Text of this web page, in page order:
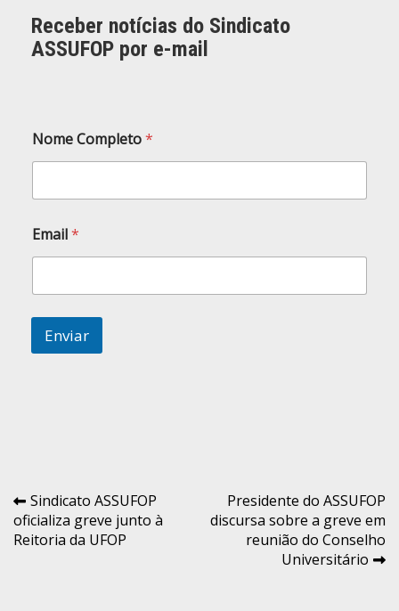
Receber notícias do Sindicato
ASSUFOP por e-mail
Nome Completo*
*
*
Email*
Enviar
Navegação
de
Sindicato ASSUFOP
oficializa greve junto à
Reitoria da UFOP
Presidente do ASSUFOP
discursa sobre a greve em
reunião do Conselho
Universitário